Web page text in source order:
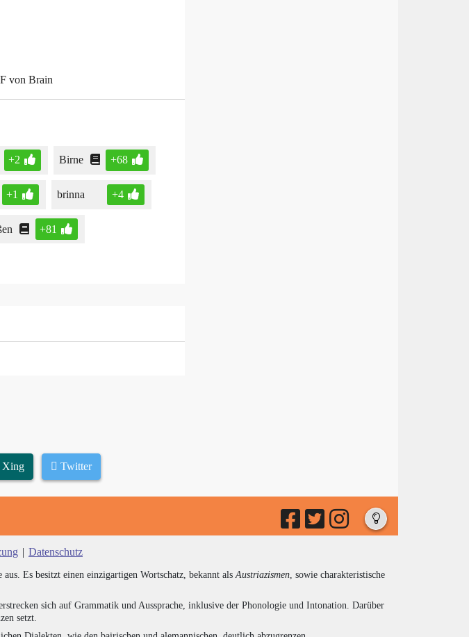
von Brain
+2 Birne +68
+1 brinna +4
+81
Xing Twitter
| Datenschutz
aus. Es besitzt einen einzigartigen Wortschatz, bekannt als Austriazismen , sowie charakteristische
sich auf Grammatik und Aussprache, inklusive der Phonologie und Intonation. Darüber
setzt.